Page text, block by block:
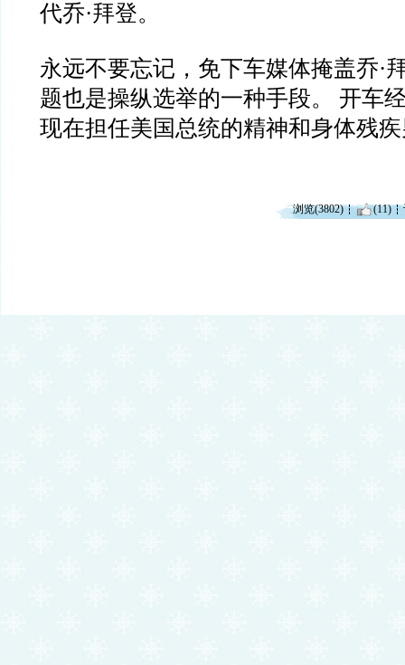
代乔·拜登。
永远不要忘记，免下车媒体掩盖乔·
题也是操纵选举的一种手段。 开车
现在担任美国总统的精神和身体残
浏览(3802) (11)